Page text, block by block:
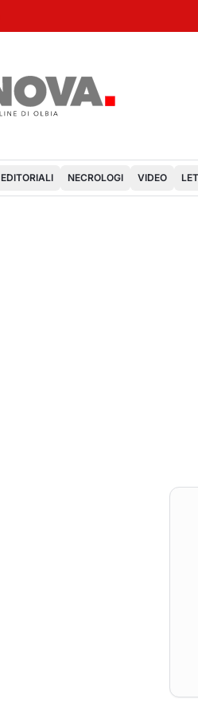
EDITORIALI NECROLOGI VIDEO